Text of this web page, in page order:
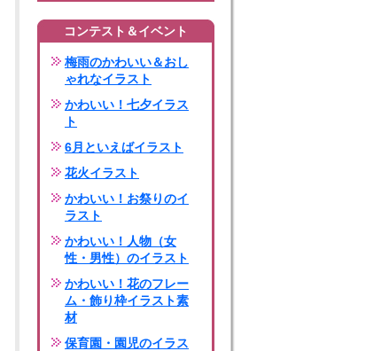
コンテスト＆イベント
梅雨のかわいい＆おし
ゃれなイラスト
かわいい！七夕イラス
ト
6月といえばイラスト
花火イラスト
かわいい！お祭りのイ
ラスト
かわいい！人物（女
性・男性）のイラスト
かわいい！花のフレー
ム・飾り枠イラスト素
材
保育園・園児のイラス